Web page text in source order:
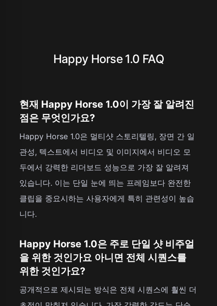
Happy Horse 1.0 FAQ
현재 Happy Horse 1.0이 가장 잘 알려진
점은 무엇인가요?
Happy Horse 1.0은 멀티샷 스토리텔링, 장면 간 일
관성, 텍스트에서 비디오 및 이미지에서 비디오 모
두에서 강력한 리더보드 성능으로 가장 잘 알려져
있습니다. 이는 단일 눈에 띄는 프레임보다 완전한
클립을 중요시하는 사용자에게 특히 관련성이 높습
니다.
Happy Horse 1.0은 주로 단일 샷 비주얼
을 위한 것인가요 아니면 전체 시퀀스를
위한 것인가요?
공개적으로 제시되는 방식은 전체 시퀀스에 훨씬 더